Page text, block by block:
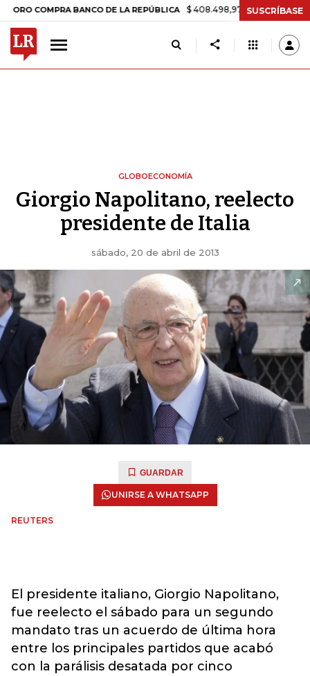
BANCO DE LA REPÚBLICA $ 408.498,97 +$ 8.753,81 +2,19%
SUSCRÍBASE
GLOBOECONOMÍA
Giorgio Napolitano, reelecto
presidente de Italia
sábado, 20 de abril de 2013
GUARDAR
UNIRSE A WHATSAPP
REUTERS
El presidente italiano, Giorgio Napolitano,
fue reelecto el sábado para un segundo
mandato tras un acuerdo de última hora
entre los principales partidos que acabó
con la parálisis desatada por cinco